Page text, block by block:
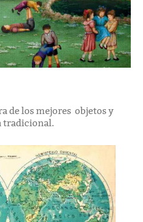
de los mejores objetos y
tradicional.